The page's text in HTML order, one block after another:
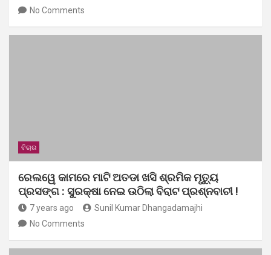
No Comments
ବିଚାର
ରେଲୱେ କାମରେ ମାଟି ଅତଡା ଖସି ଶ୍ରମିକ ମୃତ୍ୟୁ
ପ୍ରସଙ୍ଗ : ସୁରକ୍ଷା ନେଇ ଉଠିଲା ବିରାଟ ପ୍ରଶ୍ନବାଚୀ !
7 years ago
Sunil Kumar Dhangadamajhi
No Comments